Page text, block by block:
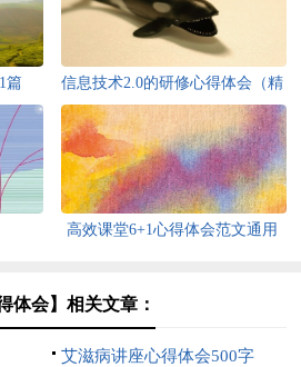
篇
信息技术2.0的研修心得体会（精
选14篇）
高效课堂6+1心得体会范文通用
体会】相关文章：
艾滋病讲座心得体会500字